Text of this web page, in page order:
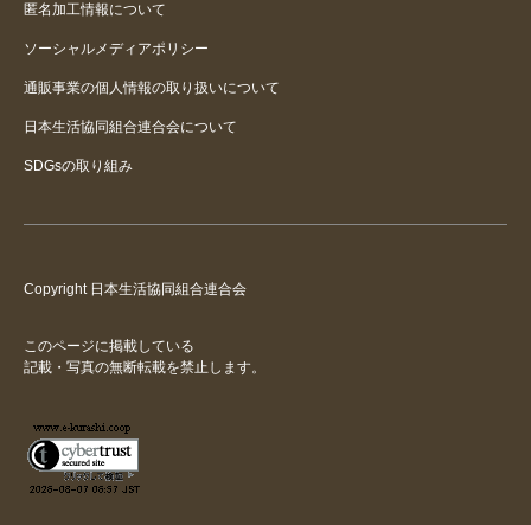
匿名加工情報について
ソーシャルメディアポリシー
通販事業の個人情報の取り扱いについて
日本生活協同組合連合会について
SDGsの取り組み
Copyright 日本生活協同組合連合会
このページに掲載している
記載・写真の無断転載を禁止します。